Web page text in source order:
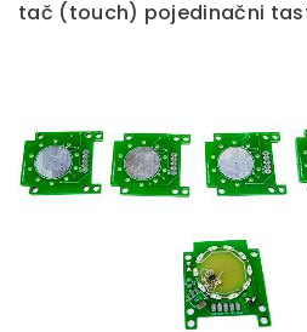
tač (touch) pojedinačni